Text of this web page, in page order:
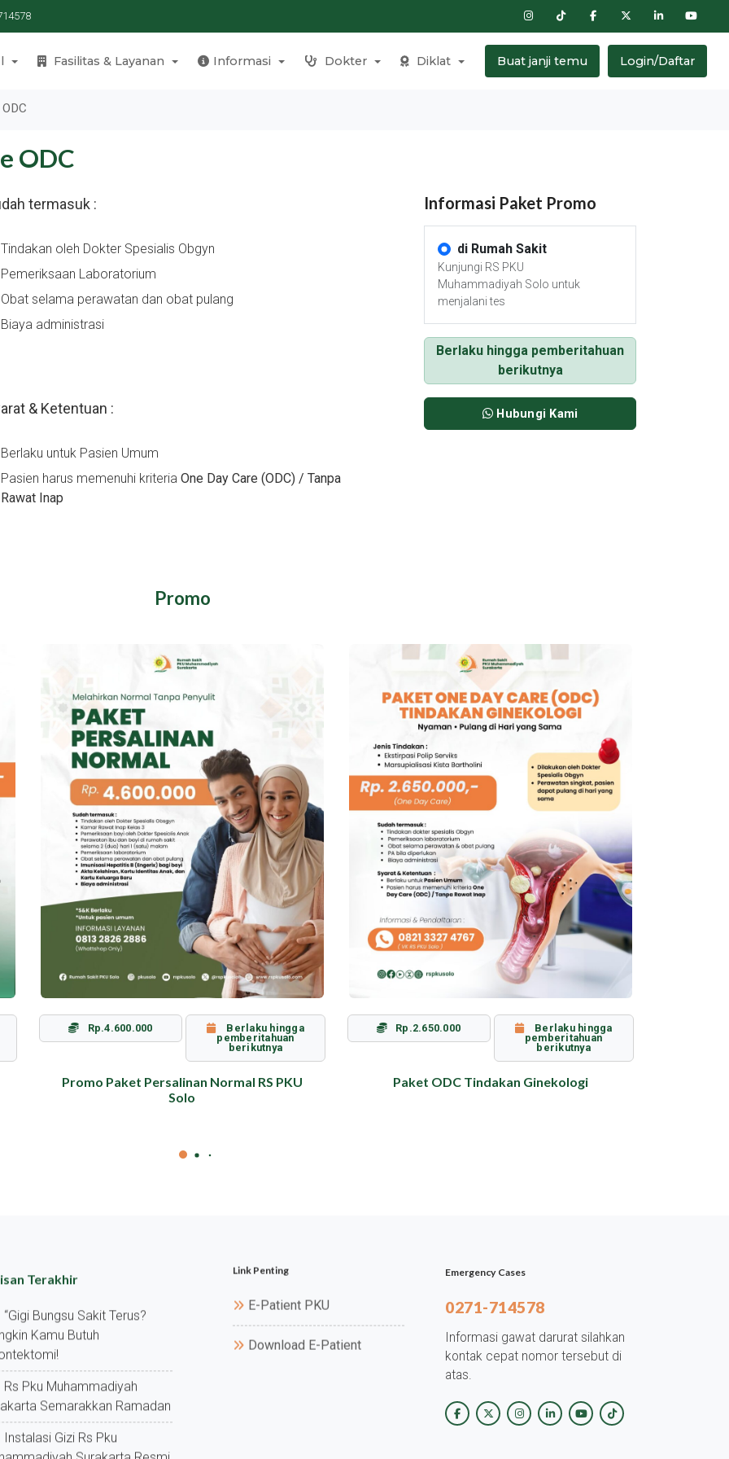
Fasilitas & Layanan Informasi Dokter Diklat Buat janji temu Login/Daftar
ODC
termasuk :
Tindakan oleh Dokter Spesialis Obgyn
Pemeriksaan Laboratorium
Obat selama perawatan dan obat pulang
Biaya administrasi
& Ketentuan :
Berlaku untuk Pasien Umum
Pasien harus memenuhi kriteria One Day Care (ODC) / Tanpa
Rawat Inap
Informasi Paket Promo
di Rumah Sakit
Kunjungi RS PKU
Muhammadiyah Solo untuk
menjalani tes
Berlaku hingga pemberitahuan
berikutnya
Hubungi Kami
Promo
Rp.4.600.000
Berlaku hingga
pemberitahuan
berikutnya
Promo Paket Persalinan Normal RS PKU
Solo
Rp.2.650.000
Berlaku hingga
pemberitahuan
berikutnya
Paket ODC Tindakan Ginekologi
Terakhir
“gigi Bungsu Sakit Terus?
Kamu Butuh
Rs Pku Muhammadiyah
Semarakkan Ramadan
Instalasi Gizi Rs Pku
Link Penting
E-Patient PKU
Download E-Patient
Emergency Cases
0271-714578
Informasi gawat darurat silahkan
kontak cepat nomor tersebut di
atas.